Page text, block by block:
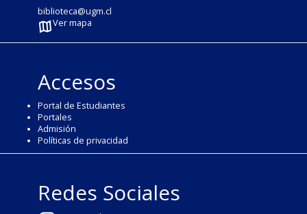
biblioteca@ugm.cl
Ver mapa
Accesos
Portal de Estudiantes
Portales
Admisión
Políticas de privacidad
Redes Sociales